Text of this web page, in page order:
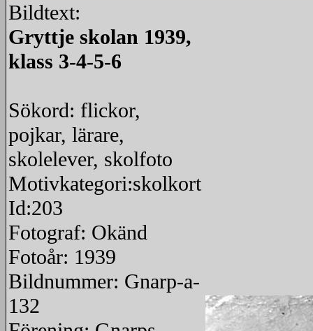
Bildtext:
Gryttje skolan 1939,
klass 3-4-5-6
Sökord: flickor,
pojkar, lärare,
skolelever, skolfoto
Motivkategori:skolkort
Id:203
Fotograf: Okänd
Fotoår: 1939
Bildnummer: Gnarp-a-
132